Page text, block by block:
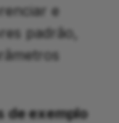
e
padrão,
de exemplo